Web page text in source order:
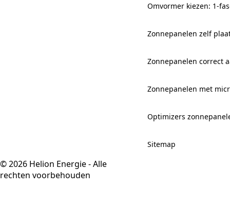
Omvormer kiezen: 1-
Zonnepanelen zelf
Zonnepanelen correct
Zonnepanelen met
Optimizers
Sitemap
© 2026 Helion Energie - Alle
rechten voorbehouden